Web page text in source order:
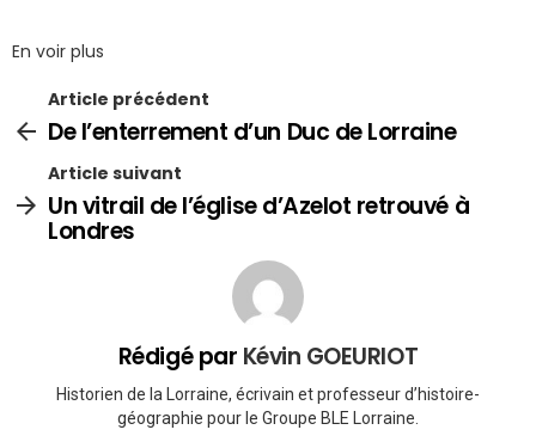
En voir plus
Article précédent
De l’enterrement d’un Duc de Lorraine
Article suivant
Un vitrail de l’église d’Azelot retrouvé à
Londres
Rédigé par Kévin GOEURIOT
Historien de la Lorraine, écrivain et professeur d’histoire-
géographie pour le Groupe BLE Lorraine.